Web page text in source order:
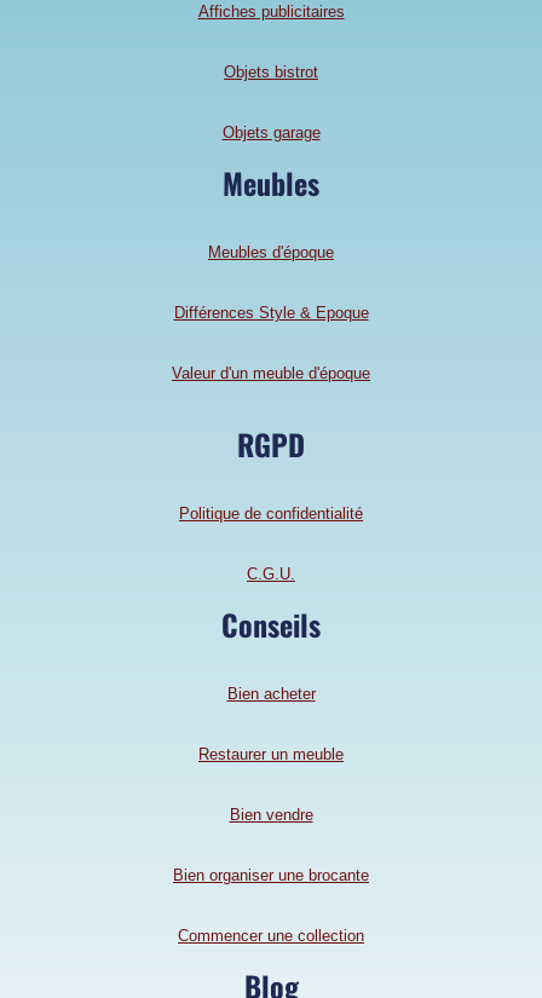
Affiches publicitaires
Objets bistrot
Objets garage
Meubles
Meubles d'époque
Différences Style & Epoque
Valeur d'un meuble d'époque
RGPD
Politique de confidentialité
C.G.U.
Conseils
Bien acheter
Restaurer un meuble
Bien vendre
Bien organiser une brocante
Commencer une collection
Blog